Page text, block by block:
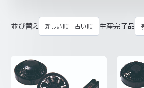
並び替え 新しい順 古い順 生産完了品